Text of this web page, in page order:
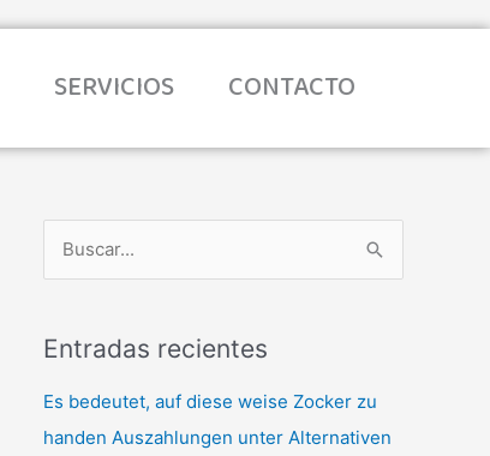
SERVICIOS CONTACTO
c
a
r
Entradas recientes
Es bedeutet, auf diese weise Zocker zu
handen Auszahlungen unter Alternativen